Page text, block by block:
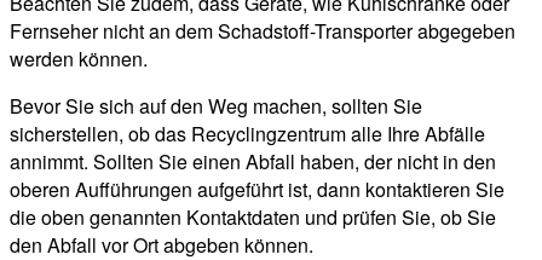
Fernseher nicht an dem Schadstoff-Transporter abgegeben
werden können.
Bevor Sie sich auf den Weg machen, sollten Sie
sicherstellen, ob das Recyclingzentrum alle Ihre Abfälle
annimmt. Sollten Sie einen Abfall haben, der nicht in den
oberen Aufführungen aufgeführt ist, dann kontaktieren Sie
die oben genannten Kontaktdaten und prüfen Sie, ob Sie
den Abfall vor Ort abgeben können.